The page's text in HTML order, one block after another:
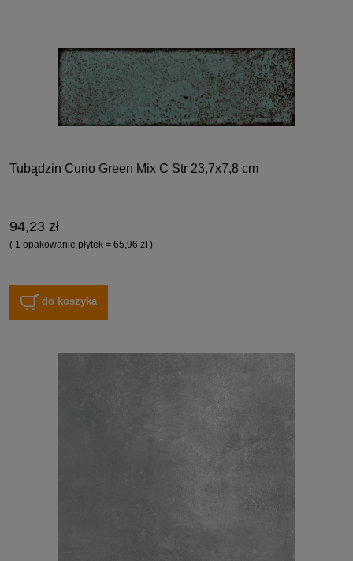
Tubądzin Curio Green Mix C Str 23,7x7,8 cm
94,23 zł
( 1 opakowanie płytek = 65,96 zł )
do koszyka